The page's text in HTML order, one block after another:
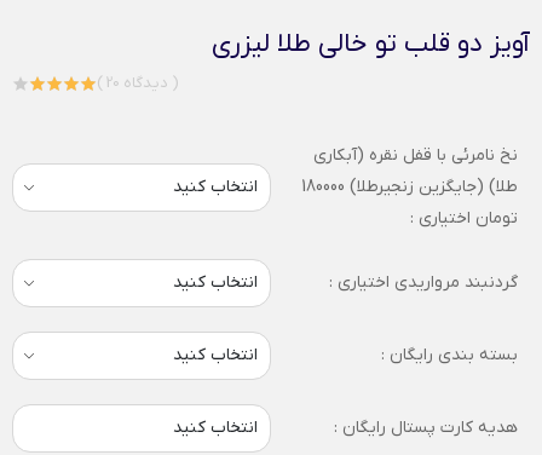
آویز دو قلب تو خالی طلا لیزری
( 20 دیدگاه )
نخ نامرئی با قفل نقره (آبکاری
طلا) (جایگزین زنجیرطلا) 180000
تومان اختیاری :
گردنبند مرواریدی اختیاری :
بسته بندی رایگان :
هدیه کارت پستال رایگان : انتخاب کنید